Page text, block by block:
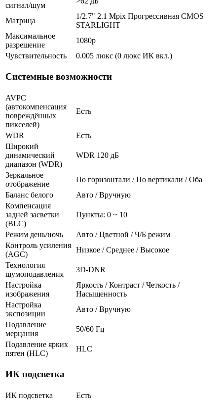
сигнал/шум
Матрица
1/2.7" 2.1 Mpix Прогрессивная CMOS
STARLIGHT
Максимальное
разрешение
1080p
Чувствительность
0.005 люкс (0 люкс ИК вкл.)
Системные возможности
AVPC
(автокомпенсация
повреждённых
пикселей)
Есть
WDR
Есть
Широкий
динамический
диапазон (WDR)
WDR 120 дБ
Зеркальное
отображение
По горизонтали / По вертикали / Оба
Баланс белого
Авто / Вручную
Компенсация
задней засветки
(BLC)
Пункты: 0 ~ 10
Режим день/ночь
Авто / Цветной / Ч/Б режим
Контроль усиления
(AGC)
Низкое / Среднее / Высокое
Технология
шумоподавления
3D-DNR
Настройка
изображения
Яркость / Контраст / Четкость /
Насыщенность
Настройка
экспозиции
Авто / Вручную
Подавление
мерцания
50/60 Гц
Подавление ярких
пятен (HLC)
HLC
ИК подсветка
ИК подсветка
Есть